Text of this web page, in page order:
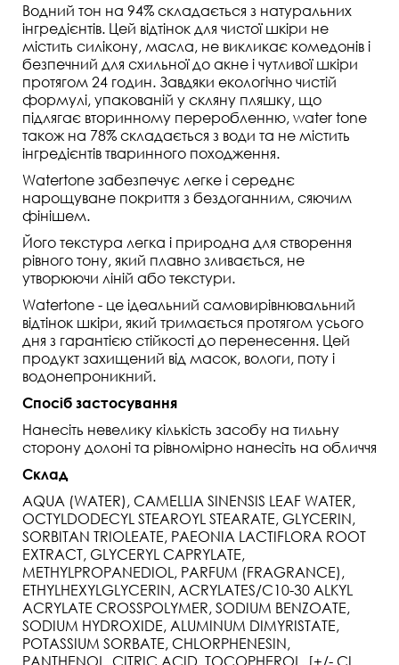
Водний тон на 94% складається з натуральних
інгредієнтів. Цей відтінок для чистої шкіри не
містить силікону, масла, не викликає комедонів і
безпечний для схильної до акне і чутливої шкіри
протягом 24 годин. Завдяки екологічно чистій
формулі, упакованій у скляну пляшку, що
підлягає вторинному переробленню, water tone
також на 78% складається з води та не містить
інгредієнтів тваринного походження.
Watertone забезпечує легке і середнє
нарощуване покриття з бездоганним, сяючим
фінішем.
Його текстура легка і природна для створення
рівного тону, який плавно зливається, не
утворюючи ліній або текстури.
Watertone - це ідеальний самовирівнювальний
відтінок шкіри, який тримається протягом усього
дня з гарантією стійкості до перенесення. Цей
продукт захищений від масок, вологи, поту і
водонепроникний.
Спосіб застосування
Нанесіть невелику кількість засобу на тильну
сторону долоні та рівномірно нанесіть на обличчя
Склад
AQUA (WATER), CAMELLIA SINENSIS LEAF WATER,
OCTYLDODECYL STEAROYL STEARATE, GLYCERIN,
SORBITAN TRIOLEATE, PAEONIA LACTIFLORA ROOT
EXTRACT, GLYCERYL CAPRYLATE,
METHYLPROPANEDIOL, PARFUM (FRAGRANCE),
ETHYLHEXYLGLYCERIN, ACRYLATES/C10-30 ALKYL
ACRYLATE CROSSPOLYMER, SODIUM BENZOATE,
SODIUM HYDROXIDE, ALUMINUM DIMYRISTATE,
POTASSIUM SORBATE, CHLORPHENESIN,
PANTHENOL, CITRIC ACID, TOCOPHEROL, [+/- CI